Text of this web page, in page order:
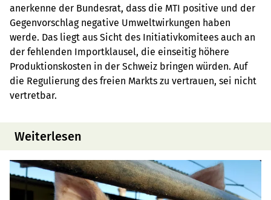
anerkenne der Bundesrat, dass die MTI positive und der
Gegenvorschlag negative Umweltwirkungen haben
werde. Das liegt aus Sicht des Initiativkomitees auch an
der fehlenden Importklausel, die einseitig höhere
Produktionskosten in der Schweiz bringen würden. Auf
die Regulierung des freien Markts zu vertrauen, sei nicht
vertretbar.
Weiterlesen